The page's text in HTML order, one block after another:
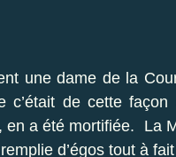
une dame de la
c’était de cette
a été mortifiée. La
d’égos tout à